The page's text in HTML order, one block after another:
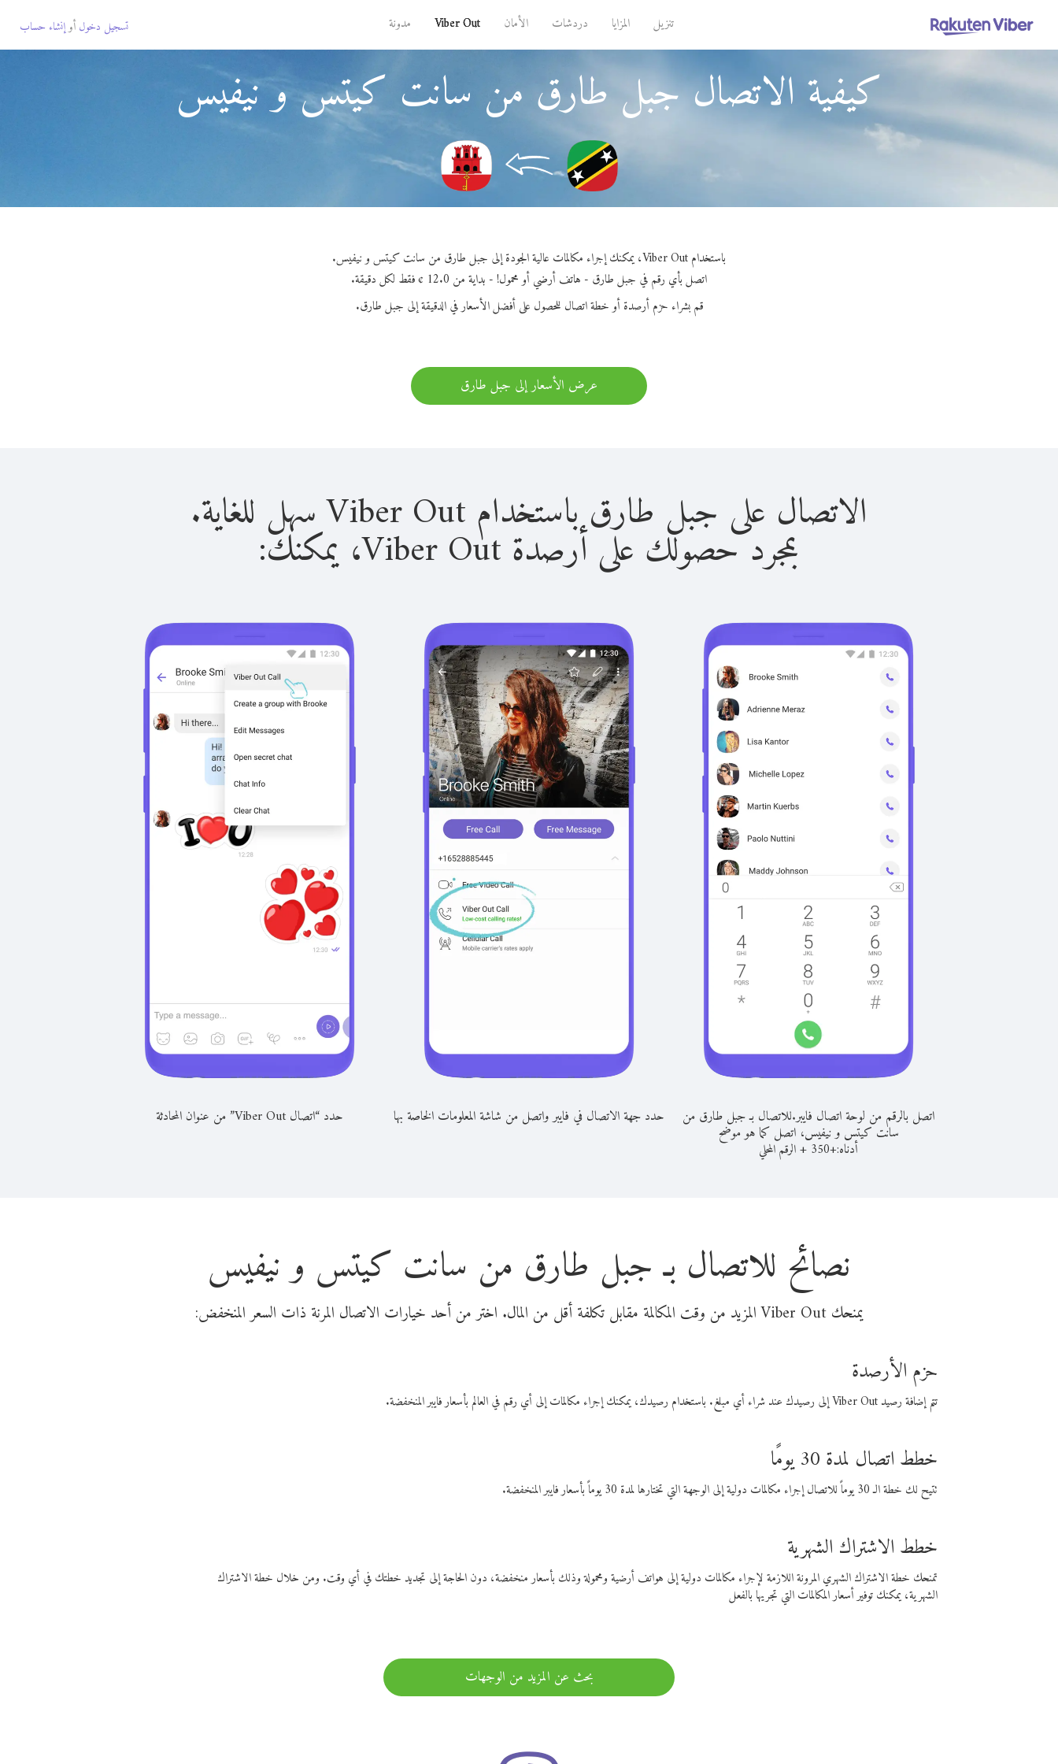
تنزيل المزايا دردشات الأمان Viber Out مدونة تسجيل دخول أوإنشاء حساب
كيفية الاتصال جبل طارق من سانت كيتس و نيفيس
باستخدام Viber Out، يمكنك إجراء مكالمات عالية الجودة إلى جبل طارق من سانت كيتس و نيفيس.
اتصل بأي رقم في جبل طارق - هاتف أرضي أو محمول! - بداية من 12.0 ¢ فقط لكل دقيقة.
قم بشراء حزم أرصدة أو خطة اتصال للحصول على أفضل الأسعار في الدقيقة إلى جبل طارق.
عرض الأسعار إلى جبل طارق
الاتصال على جبل طارق باستخدام Viber Out سهل للغاية.
بمجرد حصولك على أرصدة Viber Out، يمكنك:
اتصل بالرقم من لوحة اتصال فايبر.للاتصال بـ جبل طارق من
سانت كيتس و نيفيس، اتصل كما هو موضح
أدناه:+
350
+الرقم المحلي
حدد جهة الاتصال في فايبر واتصل من شاشة المعلومات الخاصة بها حدد “اتصال Viber Out” من عنوان المحادثة
نصائح للاتصال بـ جبل طارق من سانت كيتس و نيفيس
يمنحك Viber Out المزيد من وقت المكالمة مقابل تكلفة أقل من المال. اختر من أحد خيارات الاتصال المرنة ذات السعر المنخفض:
حزم الأرصدة
تتم إضافة رصيد Viber Out إلى رصيدك عند شراء أي مبلغ. باستخدام رصيدك، يمكنك إجراء مكالمات إلى أي رقم في العالم بأسعار فايبر المنخفضة.
خطط اتصال لمدة 30 يومًا
تتيح لك خطة الـ 30 يوماً للاتصال إجراء مكالمات دولية إلى الوجهة التي تختارها لمدة 30 يوماً بأسعار فايبر المنخفضة.
خطط الاشتراك الشهرية
تمنحك خطة الاشتراك الشهري المرونة اللازمة لإجراء مكالمات دولية إلى هواتف أرضية ومحمولة وذلك بأسعار منخفضة، دون الحاجة إلى تجديد خطتك في أي وقت. ومن خلال خطة الاشتراك
الشهرية، يمكنك توفير أسعار المكالمات التي تجريها بالفعل
بحث عن المزيد من الوجهات